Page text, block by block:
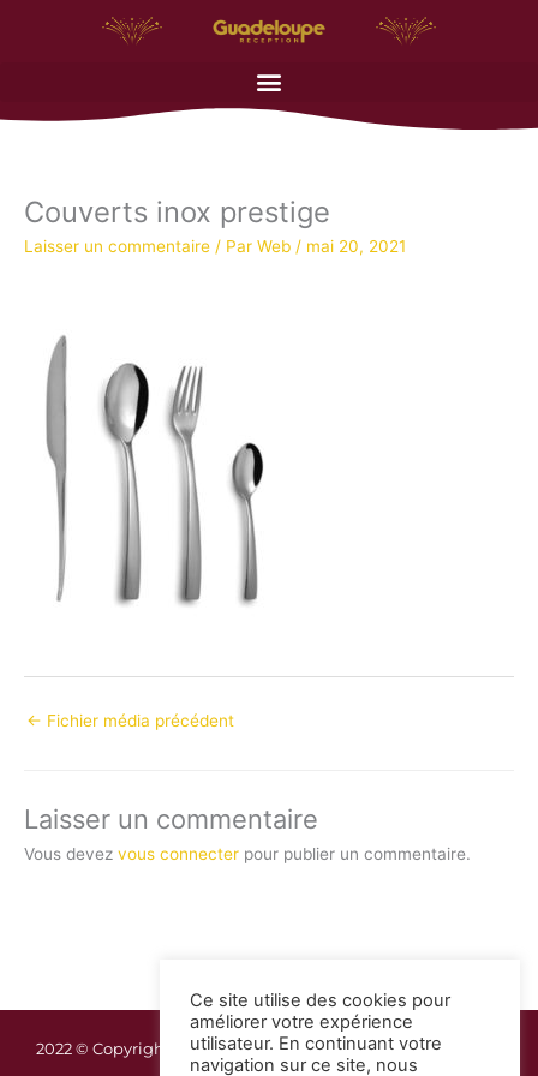
Couverts inox prestige
Laisser un commentaire / Par Web / mai 20, 2021
← Fichier média précédent
Laisser un commentaire
Vous devez vous connecter pour publier un commentaire.
2022 © Copyright Guadeloupe Réception | Mentions légales
Ce site utilise des cookies pour
améliorer votre expérience
utilisateur. En continuant votre
navigation sur ce site, nous